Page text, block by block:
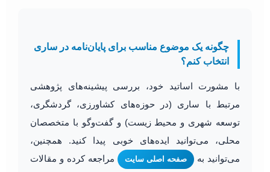
چگونه یک موضوع مناسب برای پایان‌نامه در ساری
انتخاب کنم؟
با مشورت اساتید خود، بررسی پیشینه‌های پژوهشی
مرتبط با ساری (در حوزه‌های کشاورزی، گردشگری،
توسعه شهری و محیط زیست) و گفت‌وگو با متخصصان
محلی، می‌توانید ایده‌های خوبی پیدا کنید. همچنین،
می‌توانید به
صفحه اصلی سایت
مراجعه کرده و مقالات